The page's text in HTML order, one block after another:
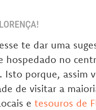
te dar uma
hospedado no
Isto porque, assim
de visitar a
e tesouros de